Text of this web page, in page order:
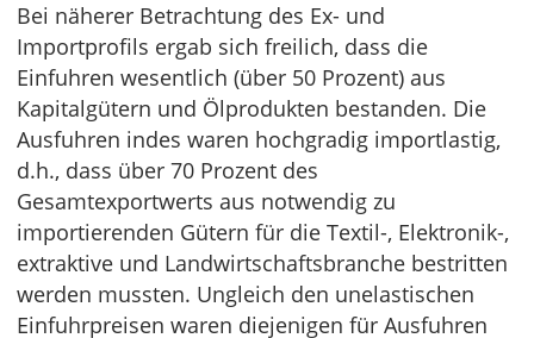
Bei näherer Betrachtung des Ex- und
Importprofils ergab sich freilich, dass die
Einfuhren wesentlich (über 50 Prozent) aus
Kapitalgütern und Ölprodukten bestanden. Die
Ausfuhren indes waren hochgradig importlastig,
d.h., dass über 70 Prozent des
Gesamtexportwerts aus notwendig zu
importierenden Gütern für die Textil-, Elektronik-,
extraktive und Landwirtschaftsbranche bestritten
werden mussten. Ungleich den unelastischen
Einfuhrpreisen waren diejenigen für Ausfuhren